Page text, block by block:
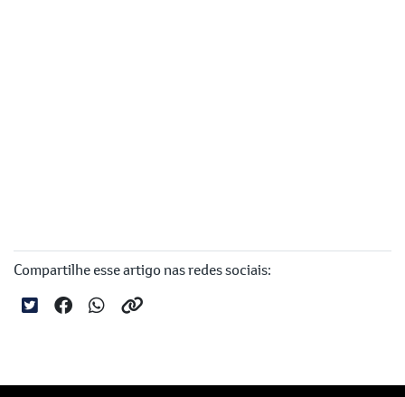
Compartilhe esse artigo nas redes sociais: